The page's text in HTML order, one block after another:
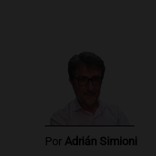
Por Adrián Simioni